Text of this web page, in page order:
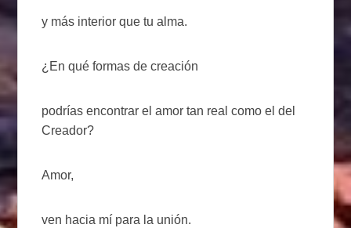
y más interior que tu alma.
¿En qué formas de creación
podrías encontrar el amor tan real como el del
Creador?
Amor,
ven hacia mí para la unión.